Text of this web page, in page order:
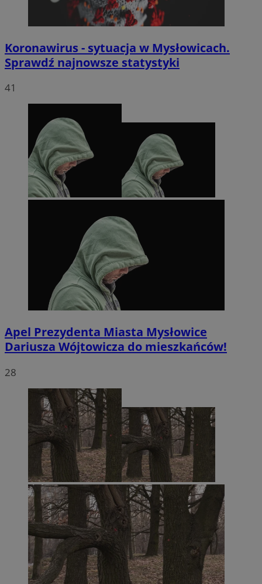
Koronawirus - sytuacja w Mysłowicach.
Sprawdź najnowsze statystyki
41
Apel Prezydenta Miasta Mysłowice
Dariusza Wójtowicza do mieszkańców!
28